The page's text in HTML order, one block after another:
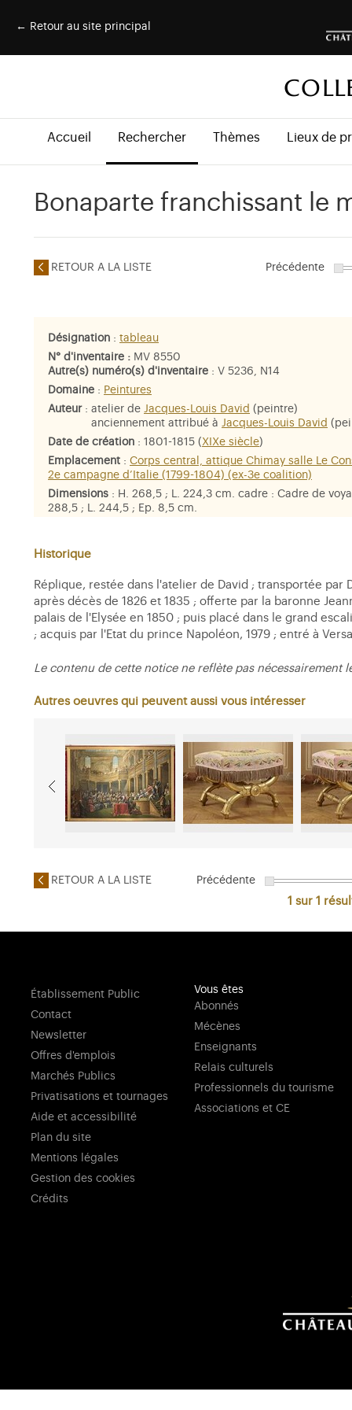
← Retour au site principal
Accueil Rechercher Thèmes Lieux de
Bonaparte franchissant le
RETOUR A LA LISTE Précédente
Désignation : tableau
N° d'inventaire : MV 8550
Autre(s) numéro(s) d'inventaire : V 5236, N14
Domaine : Peintures
Auteur: atelier de Jacques-Louis David (peintre)
anciennement attribué à Jacques-Louis David
Date de création : 1801-1815 ( XIXe siècle)
Emplacement : Corps central, attique Chimay salle Le
2e campagne d’Italie (1799-1804) (ex-3e coalition)
Dimensions : H. 268,5 ; L. 224,3 cm. cadre : Cadre de
288,5 ; L. 244,5 ; Ep. 8,5 cm.
Personne représentée
Historique
Réplique, restée dans l'atelier de David ; transportée par
après décès de 1826 et 1835 ; offerte par la baronne
palais de l'Elysée en 1850 ; puis placé dans le grand
; acquis par l'Etat du prince Napoléon, 1979 ; entré à
Le contenu de cette notice ne reflète pas nécessairement
Autres oeuvres qui peuvent aussi vous intéresser
RETOUR A LA LISTE Précédente
1 sur 1
Établissement Public
Contact
Newsletter
Offres d'emplois
Marchés Publics
Privatisations et tournages
Aide et accessibilité
Plan du site
Mentions légales
Gestion des cookies
Crédits
Vous êtes
Abonnés
Mécènes
Enseignants
Relais culturels
Professionnels du tourisme
Associations et CE